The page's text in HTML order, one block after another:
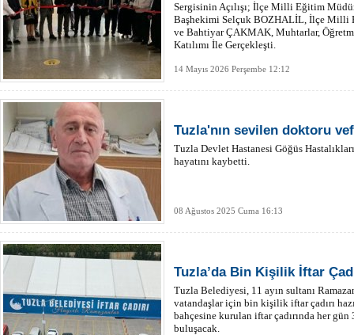
Sergisinin Açılışı; İlçe Milli Eğitim
Başhekimi Selçuk BOZHALİL, İlçe Milli
ve Bahtiyar ÇAKMAK, Muhtarlar,
Katılımı İle Gerçekleşti.
14 Mayıs 2026 Perşembe 12:12
Tuzla'nın sevilen doktoru
Tuzla Devlet Hastanesi Göğüs
hayatını kaybetti.
08 Ağustos 2025 Cuma 16:13
Tuzla’da Bin Kişilik İftar
Tuzla Belediyesi, 11 ayın sultanı
vatandaşlar için bin kişilik iftar çadırı
bahçesine kurulan iftar çadırında her
buluşacak.